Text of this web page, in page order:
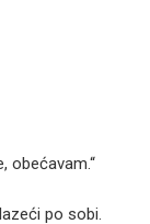
obećavam.“
po sobi.